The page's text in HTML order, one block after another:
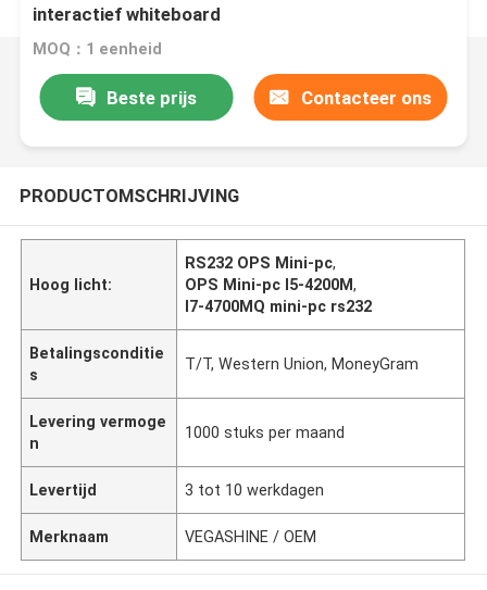
interactief whiteboard
MOQ：1 eenheid
Beste prijs Contacteer ons
PRODUCTOMSCHRIJVING
Hoog licht:
RS232 OPS Mini-pc,
OPS Mini-pc I5-4200M,
I7-4700MQ mini-pc rs232
Betalingsconditie
s
T/T, Western Union, MoneyGram
Levering vermoge
n
1000 stuks per maand
Levertijd 3 tot 10 werkdagen
Merknaam VEGASHINE / OEM